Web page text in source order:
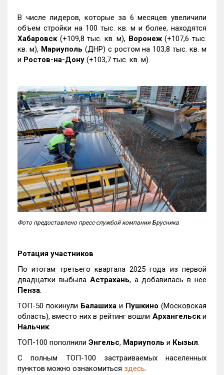
В числе лидеров, которые за 6 месяцев увеличили
объем стройки на 100 тыс. кв. м и более, находятся
Хабаровск (+109,8 тыс. кв. м), Воронеж(+107,6 тыс.
кв. м), Мариуполь (ДНР) с ростом на 103,8 тыс. кв. м
и Ростов-на-Дону (+103,7 тыс. кв. м).
Фото предоставлено пресс-службой компании Брусника
Ротация участников
По итогам третьего квартала 2025 года из первой
двадцатки выбыла Астрахань, а добавилась в нее
Пенза.
ТОП-50 покинули Балашиха и Пушкино (Московская
область), вместо них в рейтинг вошли Архангельски
Нальчик.
ТОП-100 пополнили Энгельс, Мариуполь и Кызыл.
С полным ТОП-100 застраиваемых населенных
пунктов можно ознакомиться здесь.